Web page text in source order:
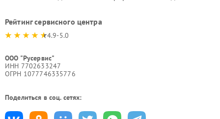
Рейтинг сервисного центра
4.9-5.0
ООО "Русервис"
ИНН 7702633247
ОГРН 1077746335776
Поделиться в соц. сетях: